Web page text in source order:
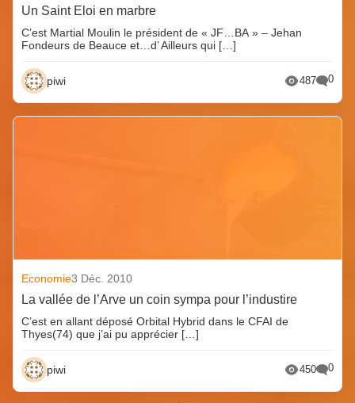
Un Saint Eloi en marbre
C’est Martial Moulin le président de « JF…BA » – Jehan
Fondeurs de Beauce et…d’ Ailleurs qui […]
piwi 487 0
Economie3 Déc. 2010
La vallée de l’Arve un coin sympa pour l’industire
C’est en allant déposé Orbital Hybrid dans le CFAI de
Thyes(74) que j’ai pu apprécier […]
piwi 450 0